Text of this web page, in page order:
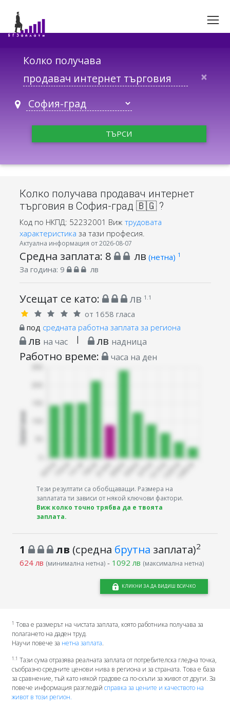
Колко получава
×
ТЪРСИ
Колко получава продавач интернет
търговия в София-град 🇧🇬 ?
Код по НКПД: 52232001 Виж трудовата
характеристика за тази професия.
Актуална информация от 2026-08-07
Средна заплата: 8 лв (нетна) 1
За година: 9 лв
Усещат се като: лв 1.1
от 1658 гласа
под средната работна заплата за региона
лв на час | лв надница
Работно време: часа на ден
Тези резултати са обобщаващи. Размера на
заплатата ти зависи от някой ключови фактори.
Виж колко точно трябва да е твоята
заплата.
1 лв (средна брутна заплата)2
624 лв (минимална нетна)- 1092 лв (максимална нетна)
КЛИКНИ ЗА ДА ВИДИШ ВСИЧКО
1 Това е размерът на чистата заплата, която работника получава за
полагането на даден труд.
Научи повече за нетна заплата.
1.1 Тази сума отразява реалната заплата от потребителска гледна точка,
съобразно средните ценови нива в региона и за страната. Това е база
за сравнение, тъй като някой градове са по-скъпи за живот от други. За
повече информация разгледай справка за цените и качеството на
живот в този регион.